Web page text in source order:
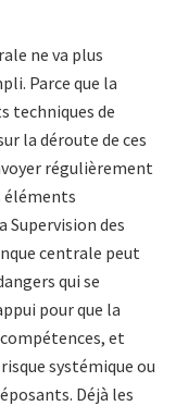
ne va plus
Parce que la
techniques de
la déroute de ces
régulièrement
éléments
Supervision des
centrale peut
qui se
pour que la
et
systémique ou
Déjà les